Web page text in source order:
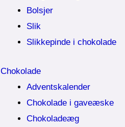
Bolsjer
Slik
Slikkepinde i chokolade
Chokolade
Adventskalender
Chokolade i gaveæske
Chokoladeæg